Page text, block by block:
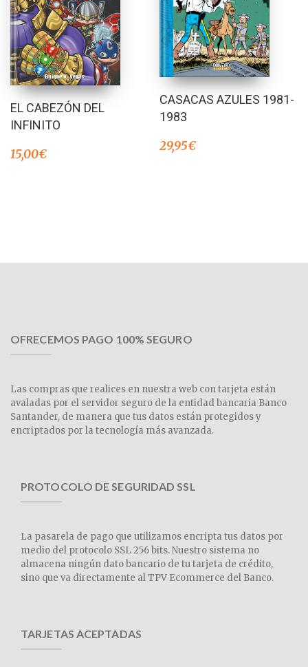
EL CABEZÓN DEL
INFINITO
15,00€
CASACAS AZULES 1981-
1983
29,95€
OFRECEMOS PAGO 100% SEGURO
Las compras que realices en nuestra web con tarjeta están
avaladas por el servidor seguro de la entidad bancaria Banco
Santander, de manera que tus datos están protegidos y
encriptados por la tecnología más avanzada.
PROTOCOLO DE SEGURIDAD SSL
La pasarela de pago que utilizamos encripta tus datos por
medio del protocolo SSL 256 bits. Nuestro sistema no
almacena ningún dato bancario de tu tarjeta de crédito,
sino que va directamente al TPV Ecommerce del Banco.
TARJETAS ACEPTADAS